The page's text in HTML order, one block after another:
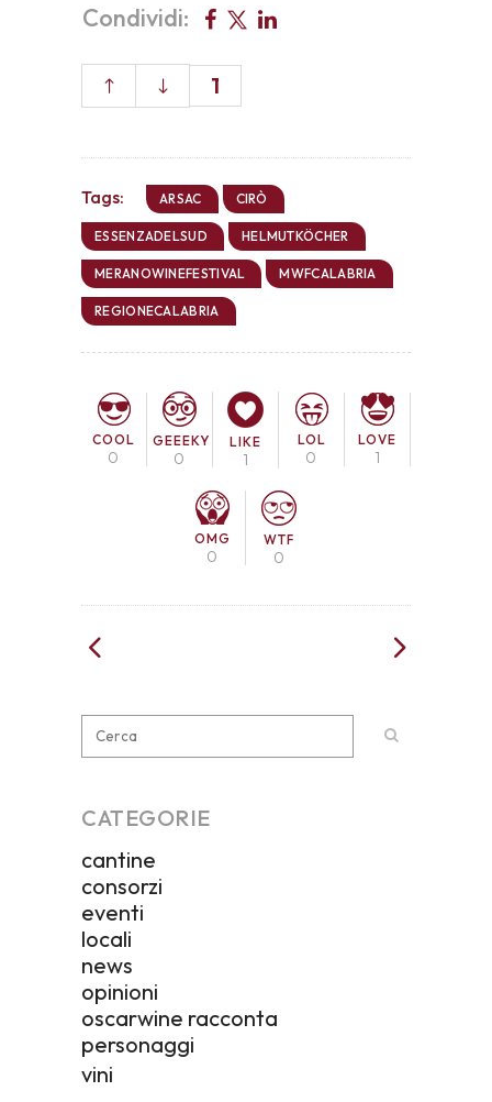
Condividi:
1
Tags: ARSAC CIRÒ
ESSENZADELSUD HELMUTKÖCHER
MERANOWINEFESTIVAL MWFCALABRIA
REGIONECALABRIA
COOL
0
GEEEKY
0
LIKE
1
LOL
0
LOVE
1
OMG
0
WTF
0
CATEGORIE
cantine
consorzi
eventi
locali
news
opinioni
oscarwine racconta
personaggi
vini